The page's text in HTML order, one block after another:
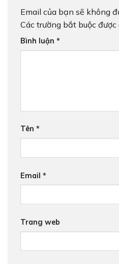
Email của bạn sẽ không
Các trường bắt buộc được
Bình luận *
Tên *
Email *
Trang web